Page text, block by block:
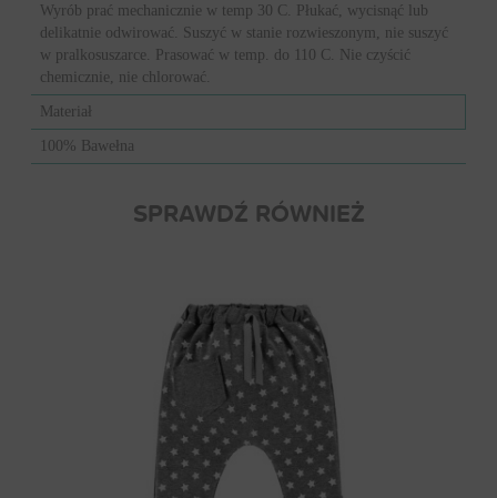
Wyrób prać mechanicznie w temp 30 C. Płukać, wycisnąć lub
delikatnie odwirować. Suszyć w stanie rozwieszonym, nie suszyć
w pralkosuszarce. Prasować w temp. do 110 C. Nie czyścić
chemicznie, nie chlorować.
Materiał
100% Bawełna
SPRAWDŹ RÓWNIEŻ